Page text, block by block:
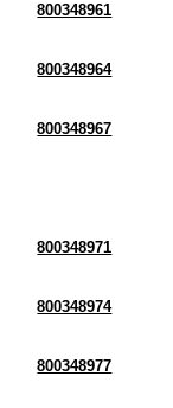
800348961
800348964
800348967
800348971
800348974
800348977